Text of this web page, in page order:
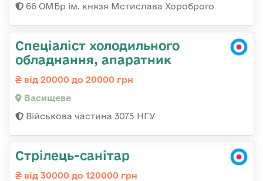
66 ОМБр ім. князя Мстислава Хороброго
Спеціаліст холодильного
обладнання, апаратник
від 20000 до 20000 грн
Васищеве
Військова частина 3075 НГУ
Стрілець-санітар
від 30000 до 120000 грн